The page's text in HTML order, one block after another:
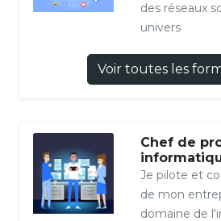
des réseaux
univers
Voir toutes les
Chef de
Je pilote et
de mon
domaine de